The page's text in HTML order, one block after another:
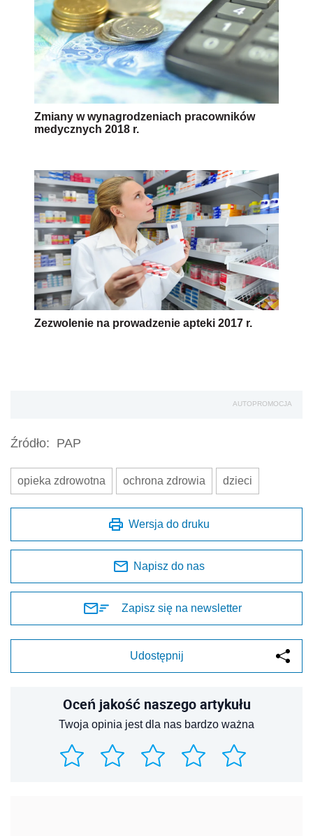
Zmiany w wynagrodzeniach pracowników
medycznych 2018 r.
Zezwolenie na prowadzenie apteki 2017 r.
AUTOPROMOCJA
Źródło: PAP
opieka zdrowotna ochrona zdrowia dzieci
Wersja do druku
Napisz do nas
Zapisz się na newsletter
Udostępnij
Oceń jakość naszego artykułu
Twoja opinia jest dla nas bardzo ważna